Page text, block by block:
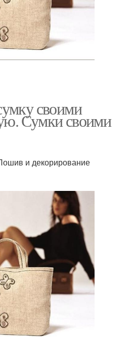
своими
Сумки своими
и декорирование